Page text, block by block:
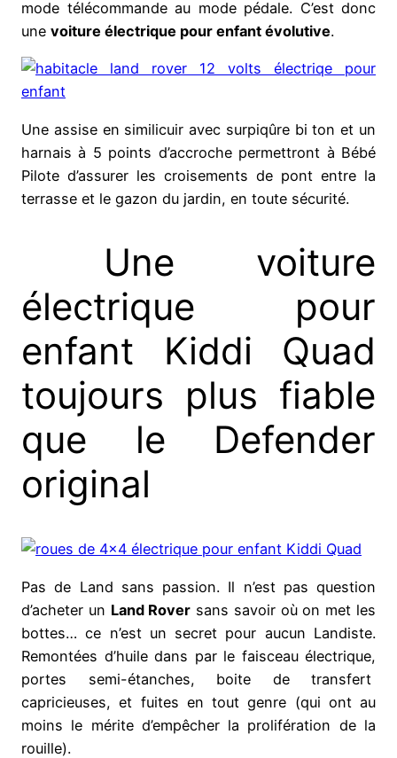
mode télécommande au mode pédale. C’est donc
une voiture électrique pour enfant évolutive.
Une assise en similicuir avec surpiqûre bi ton et un
harnais à 5 points d’accroche permettront à Bébé
Pilote d’assurer les croisements de pont entre la
terrasse et le gazon du jardin, en toute sécurité.
Une voiture
électrique pour
enfant Kiddi Quad
toujours plus fiable
que le Defender
original
Pas de Land sans passion. Il n’est pas question
d’acheter un Land Rover sans savoir où on met les
bottes… ce n’est un secret pour aucun Landiste.
Remontées d’huile dans par le faisceau électrique,
portes semi-étanches, boite de transfert
capricieuses, et fuites en tout genre (qui ont au
moins le mérite d’empêcher la prolifération de la
rouille).